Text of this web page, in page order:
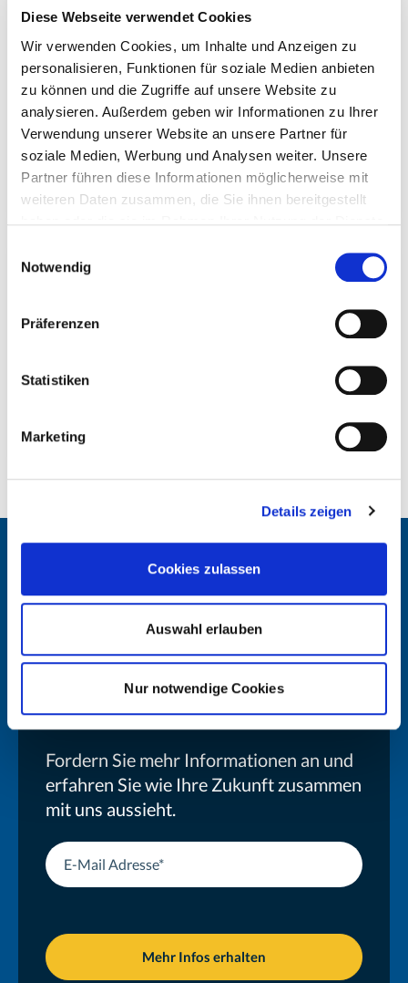
Diese Webseite verwendet Cookies
Wir verwenden Cookies, um Inhalte und Anzeigen zu
personalisieren, Funktionen für soziale Medien anbieten
zu können und die Zugriffe auf unsere Website zu
analysieren. Außerdem geben wir Informationen zu Ihrer
Verwendung unserer Website an unsere Partner für
soziale Medien, Werbung und Analysen weiter. Unsere
Partner führen diese Informationen möglicherweise mit
weiteren Daten zusammen, die Sie ihnen bereitgestellt
Datenschutzhinweise
Notwendig
Präferenzen
Statistiken
Marketing
Details zeigen
Cookies zulassen
Auswahl erlauben
Nur notwendige Cookies
Synchronisierung in ams.5:
Neue Statusanzeige und
wichtige Hinweise zur Version
5.1
ams Support Updates
Feiertag in Rheinland-Pfalz und
04.06.2026
02/06/2026
assfinet ermöglicht Ihnen
als Versicherer
digitaler zu werden
Fordern Sie mehr Informationen an und
erfahren Sie wie Ihre Zukunft zusammen
mit uns aussieht.